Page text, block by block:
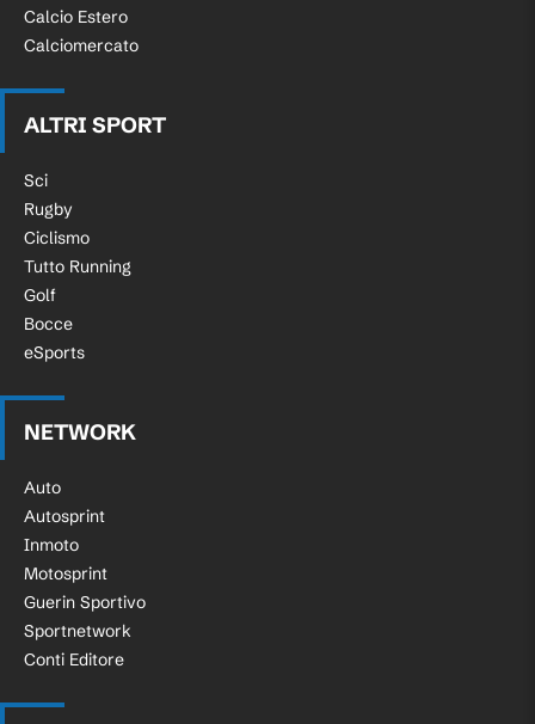
Calcio Estero
Calciomercato
ALTRI SPORT
Sci
Rugby
Ciclismo
Tutto Running
Golf
Bocce
eSports
NETWORK
Auto
Autosprint
Inmoto
Motosprint
Guerin Sportivo
Sportnetwork
Conti Editore